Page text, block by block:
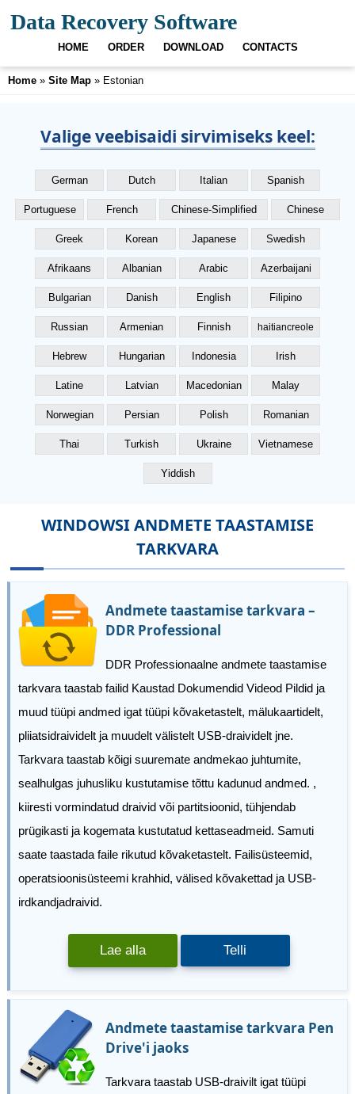
Data Recovery Software
HOME ORDER DOWNLOAD CONTACTS
Home » Site Map » Estonian
Valige veebisaidi sirvimiseks keel:
German Dutch Italian Spanish
Portuguese French Chinese-Simplified Chinese
Greek Korean Japanese Swedish
Afrikaans Albanian Arabic Azerbaijani
Bulgarian Danish English Filipino
Russian Armenian Finnish haitiancreole
Hebrew Hungarian Indonesia Irish
Latine Latvian Macedonian Malay
Norwegian Persian Polish Romanian
Thai Turkish Ukraine Vietnamese
Yiddish
WINDOWSI ANDMETE TAASTAMISE
TARKVARA
Andmete taastamise tarkvara –
DDR Professional
DDR Professionaalne andmete taastamise
tarkvara taastab failid Kaustad Dokumendid Videod Pildid ja
muud tüüpi andmed igat tüüpi kõvaketastelt, mälukaartidelt,
pliiatsidraividelt ja muudelt välistelt USB-draividelt jne.
Tarkvara taastab kõigi suuremate andmekao juhtumite,
sealhulgas juhusliku kustutamise tõttu kadunud andmed. ,
kiiresti vormindatud draivid või partitsioonid, tühjendab
prügikasti ja kogemata kustutatud kettaseadmeid. Samuti
saate taastada faile rikutud kõvaketastelt. Failisüsteemid,
operatsioonisüsteemi krahhid, välised kõvakettad ja USB-
irdkandjadraivid.
Lae alla Telli
Andmete taastamise tarkvara Pen
Drive'i jaoks
Tarkvara taastab USB-draivilt igat tüüpi